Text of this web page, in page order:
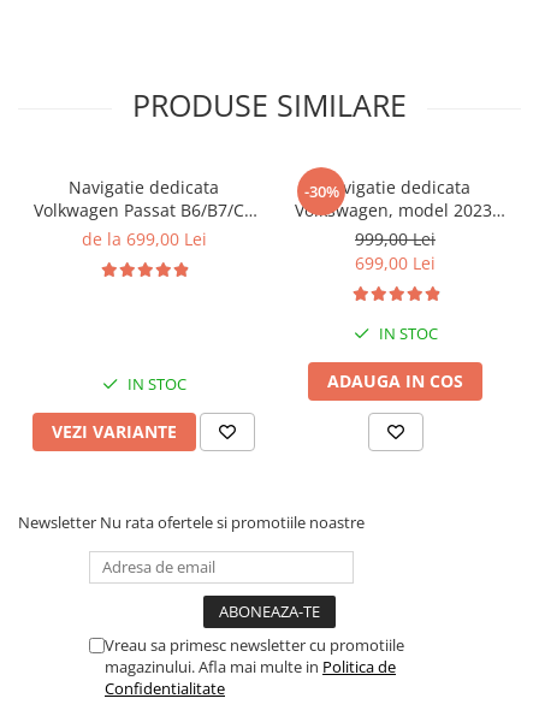
PRODUSE SIMILARE
Navigatie dedicata
Volkwagen Passat B6/B7/CC
Gri, 4GB RAM 64GB ROM,
Display QLED 10", DSP,
de la 699,00 Lei
IN STOC
VEZI VARIANTE
-30%Navigatie dedicata
Volkswagen, model 2023,
4GB RAM 64GB ROM,
Quadcore, Android 14,
Carplay&Android Auto,
Suport camere AHD
999,00 Lei
699,00 Lei
IN STOC
ADAUGA IN COS
Newsletter Nu rata ofertele si promotiile noastre
Vreau sa primesc newsletter cu promotiile
magazinului. Afla mai multe in Politica de
Confidentialitate